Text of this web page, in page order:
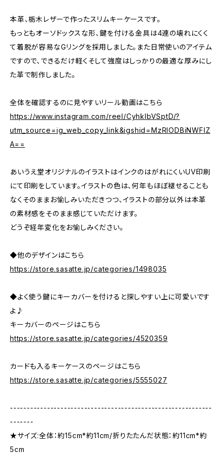
本革、栃木レザーで作ったスリムキーケースです。
もっともオーソドックスな形、鍵を付ける金具は4連の壊れにくく
て着脱が容易なGリングを採用しました。また日常使いのアイテム
ですので、できるだけ軽くそして強度はしっかりの最適な厚みにし
た革で制作しました。
全体を確認するのに見やすいリール動画はこちら
https://www.instagram.com/reel/CyhkIbVSptD/?
utm_source=ig_web_copy_link&igshid=MzRlODBiNWFlZ
A==
あいうえ堂オリジナルのイラストはインクのはがれにくいUV印刷
にて印刷をしています。イラストの色は、何年もほぼ褪せることも
なくそのままお愉しみいただきつつ、イラストの部分以外は本革
の素材感をそのまま感じていただけます。
どうぞ経年変化をお愉しみください。
◆他のデザインはこちら
https://store.sasatte.jp/categories/1498035
◆よく使う鍵にキーカバーを付けると探しやすい上に可愛いです
よ♪
キーカバーのページはこちら
https://store.sasatte.jp/categories/4520359
カードも入るキーケースのページはこちら
https://store.sasatte.jp/categories/5555027
------------------------------------------------------------
-------
★サイズ:全体：約15cm*約11cm/折りたたんだ状態：約11cm*約
5cm